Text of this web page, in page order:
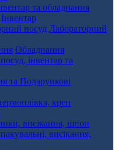
та обладнання
Інвентар
Лабораторний
Обладнання
та Подарункові
креп
висікання, шпон